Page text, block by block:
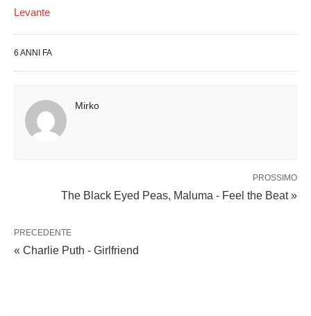
Levante
6 ANNI FA
Mirko
PROSSIMO
The Black Eyed Peas, Maluma - Feel the Beat »
PRECEDENTE
« Charlie Puth - Girlfriend